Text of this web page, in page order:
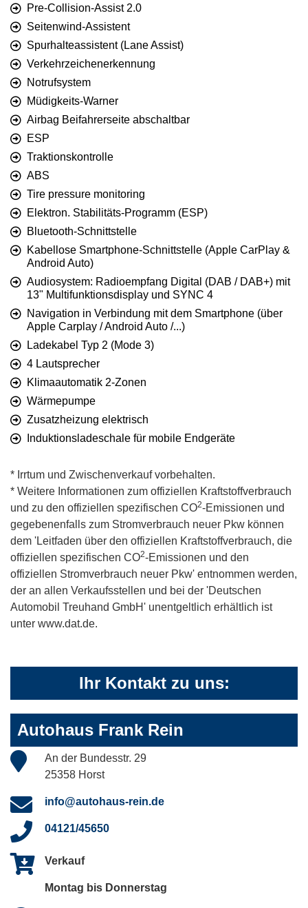
Pre-Collision-Assist 2.0
Seitenwind-Assistent
Spurhalteassistent (Lane Assist)
Verkehrzeichenerkennung
Notrufsystem
Müdigkeits-Warner
Airbag Beifahrerseite abschaltbar
ESP
Traktionskontrolle
ABS
Tire pressure monitoring
Elektron. Stabilitäts-Programm (ESP)
Bluetooth-Schnittstelle
Kabellose Smartphone-Schnittstelle (Apple CarPlay &
Android Auto)
Audiosystem: Radioempfang Digital (DAB / DAB+) mit
13" Multifunktionsdisplay und SYNC 4
Navigation in Verbindung mit dem Smartphone (über
Apple Carplay / Android Auto /...)
Ladekabel Typ 2 (Mode 3)
4 Lautsprecher
Klimaautomatik 2-Zonen
Wärmepumpe
Zusatzheizung elektrisch
Induktionsladeschale für mobile Endgeräte
* Irrtum und Zwischenverkauf vorbehalten.
* Weitere Informationen zum offiziellen Kraftstoffverbrauch
und zu den offiziellen spezifischen CO2-Emissionen und
gegebenenfalls zum Stromverbrauch neuer Pkw können
dem 'Leitfaden über den offiziellen Kraftstoffverbrauch, die
offiziellen spezifischen CO2-Emissionen und den
offiziellen Stromverbrauch neuer Pkw' entnommen werden,
der an allen Verkaufsstellen und bei der 'Deutschen
Automobil Treuhand GmbH' unentgeltlich erhältlich ist
unter www.dat.de.
Ihr Kontakt zu uns:
Autohaus Frank Rein
An der Bundesstr. 29
25358 Horst
info@autohaus-rein.de
04121/45650
Verkauf
Montag bis Donnerstag